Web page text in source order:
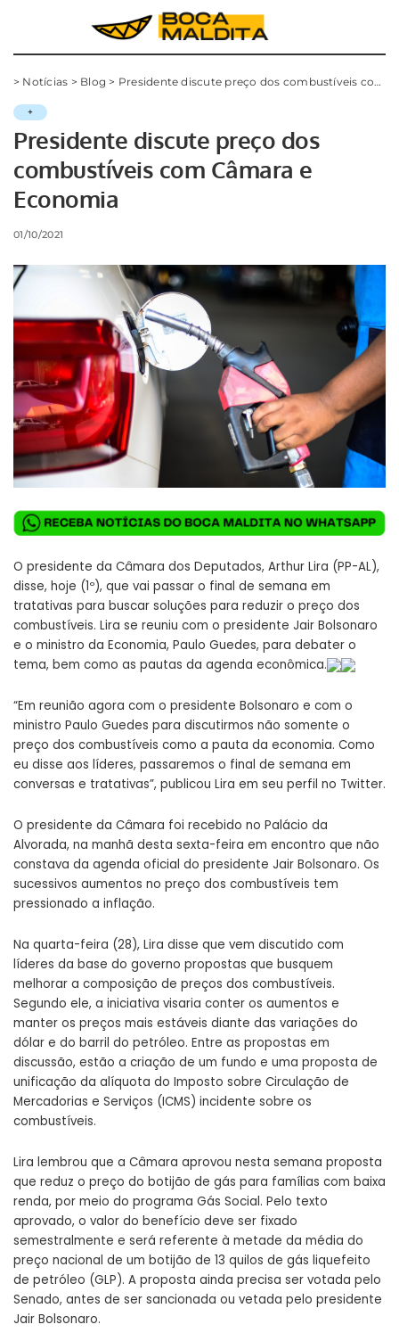
> Notícias > Blog > Presidente discute preço dos combustíveis com Câmara e Economia
+
Presidente discute preço dos
combustíveis com Câmara e
Economia
01/10/2021
O presidente da Câmara dos Deputados, Arthur Lira (PP-AL),
disse, hoje (1º), que vai passar o final de semana em
tratativas para buscar soluções para reduzir o preço dos
combustíveis. Lira se reuniu com o presidente Jair Bolsonaro
e o ministro da Economia, Paulo Guedes, para debater o
tema, bem como as pautas da agenda econômica.
“Em reunião agora com o presidente Bolsonaro e com o
ministro Paulo Guedes para discutirmos não somente o
preço dos combustíveis como a pauta da economia. Como
eu disse aos líderes, passaremos o final de semana em
conversas e tratativas”, publicou Lira em seu perfil no Twitter.
O presidente da Câmara foi recebido no Palácio da
Alvorada, na manhã desta sexta-feira em encontro que não
constava da agenda oficial do presidente Jair Bolsonaro. Os
sucessivos aumentos no preço dos combustíveis tem
pressionado a inflação.
Na quarta-feira (28), Lira disse que vem discutido com
líderes da base do governo propostas que busquem
melhorar a composição de preços dos combustíveis.
Segundo ele, a iniciativa visaria conter os aumentos e
manter os preços mais estáveis diante das variações do
dólar e do barril do petróleo. Entre as propostas em
discussão, estão a criação de um fundo e uma proposta de
unificação da alíquota do Imposto sobre Circulação de
Mercadorias e Serviços (ICMS) incidente sobre os
combustíveis.
Lira lembrou que a Câmara aprovou nesta semana proposta
que reduz o preço do botijão de gás para famílias com baixa
renda, por meio do programa Gás Social. Pelo texto
aprovado, o valor do benefício deve ser fixado
semestralmente e será referente à metade da média do
preço nacional de um botijão de 13 quilos de gás liquefeito
de petróleo (GLP). A proposta ainda precisa ser votada pelo
Senado, antes de ser sancionada ou vetada pelo presidente
Jair Bolsonaro.